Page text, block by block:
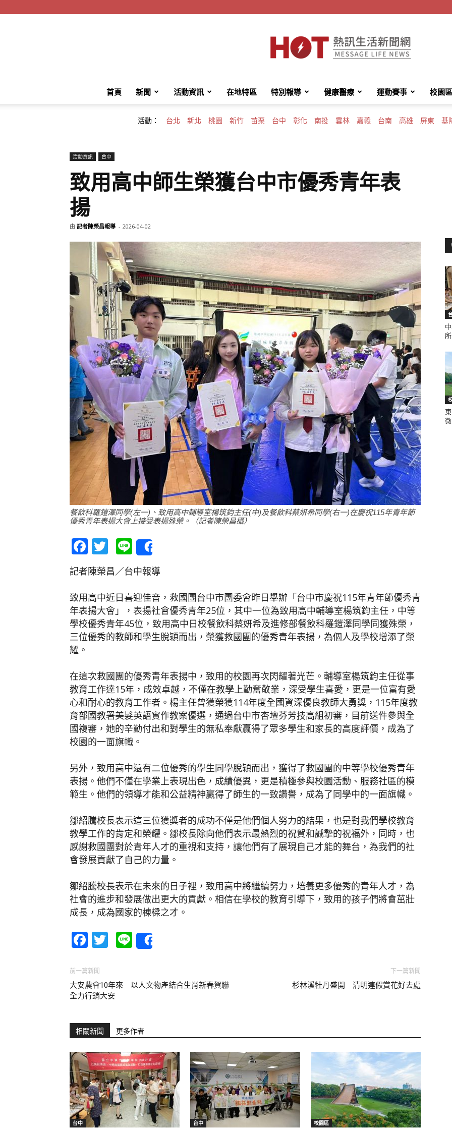
HotMessage
生
活
新
聞
首頁 新聞 活動資訊 在地特區 特別報導 健康醫療 運動賽事 校園區
活動： 台北 新北 桃園 新竹 苗栗 台中 彰化 南投 雲林 嘉義 台南 高雄 屏東 基
活動資訊 台中
致用高中師生榮獲台中市優秀青年表
揚
由 記者陳榮昌報導 - 2026-04-02
餐飲科羅鎧澤同學(左一)、致用高中輔導室楊筑鈞主任(中)及餐飲科蔡妍希同學(右一)在慶祝115年青年節
優秀青年表揚大會上接受表揚殊榮。（記者陳榮昌攝）
Facebook
Twitter
Line
記者陳榮昌／台中報導
致用高中近日喜迎佳音，救國團台中市團委會昨日舉辦「台中市慶祝115年青年節優秀青
年表揚大會」，表揚社會優秀青年25位，其中一位為致用高中輔導室楊筑鈞主任，中等
學校優秀青年45位，致用高中日校餐飲科蔡妍希及進修部餐飲科羅鎧澤同學同獲殊榮，
三位優秀的教師和學生脫穎而出，榮獲救國團的優秀青年表揚，為個人及學校增添了榮
耀。
在這次救國團的優秀青年表揚中，致用的校園再次閃耀著光芒。輔導室楊筑鈞主任從事
教育工作達15年，成效卓越，不僅在教學上勤奮敬業，深受學生喜愛，更是一位富有愛
心和耐心的教育工作者。楊主任曾獲榮獲114年度全國資深優良教師大勇獎，115年度教
育部國教署美髮英語實作教案優選，通過台中市杏壇芬芳技高組初審，目前送件參與全
國複審，她的辛勤付出和對學生的無私奉獻贏得了眾多學生和家長的高度評價，成為了
校園的一面旗幟。
另外，致用高中還有二位優秀的學生同學脫穎而出，獲得了救國團的中等學校優秀青年
表揚。他們不僅在學業上表現出色，成績優異，更是積極參與校園活動、服務社區的模
範生。他們的領導才能和公益精神贏得了師生的一致讚譽，成為了同學中的一面旗幟。
鄒紹騰校長表示這三位獲獎者的成功不僅是他們個人努力的結果，也是對我們學校教育
教學工作的肯定和榮耀。鄒校長除向他們表示最熱烈的祝賀和誠摯的祝福外，同時，也
感謝救國團對於青年人才的重視和支持，讓他們有了展現自己才能的舞台，為我們的社
會發展貢獻了自己的力量。
鄒紹騰校長表示在未來的日子裡，致用高中將繼續努力，培養更多優秀的青年人才，為
社會的進步和發展做出更大的貢獻。相信在學校的教育引導下，致用的孩子們將會茁壯
成長，成為國家的棟樑之才。
Facebook
Twitter
Line
前一篇新聞
大安農會10年來 以人文物產結合生肖新春賀聯
全力行銷大安
下一篇新聞
杉林溪牡丹盛開 清明連假賞花好去處
相關新聞 更多作者
台中 台中 校園區